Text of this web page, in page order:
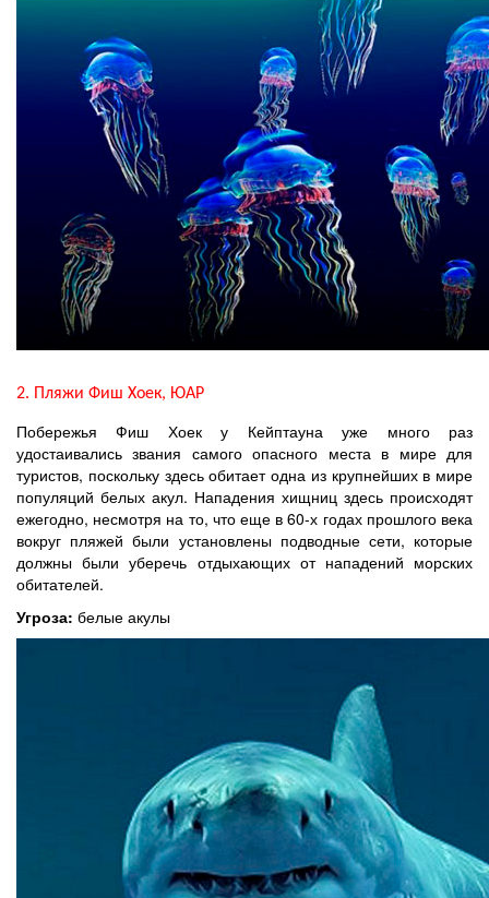
2. Пляжи Фиш Хоек, ЮАР
Побережья Фиш Хоек у Кейптауна уже много раз
удостаивались звания самого опасного места в мире для
туристов, поскольку здесь обитает одна из крупнейших в мире
популяций белых акул. Нападения хищниц здесь происходят
ежегодно, несмотря на то, что еще в 60-х годах прошлого века
вокруг пляжей были установлены подводные сети, которые
должны были уберечь отдыхающих от нападений морских
обитателей.
Угроза: белые акулы